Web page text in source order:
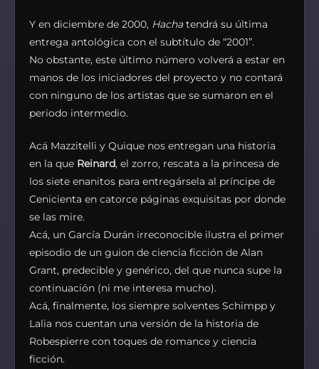
Y en diciembre de 2000, Hachatendrá su última
entrega antológica con el subtítulo de “2001”.
No obstante, este último número volverá a estar en
manos de los iniciadores del proyecto y no contará
con ninguno de los artistas que se sumaron en el
periodo intermedio.
Acá Mazzitelli y Quique nos entregan una historia
en la que Reinard, el zorro, rescata a la princesa de
los siete enanitos para entregársela al príncipe de
Cenicienta en catorce páginas exquisitas por donde
se las mire.
Acá, un García Durán irreconocible ilustra el primer
episodio de un guion de ciencia ficción de Alan
Grant, predecible y genérico, del que nunca supe la
continuación (ni me interesa mucho).
Acá, finalmente, los siempre solventes Schimpp y
Lalia nos cuentan una versión de la historia de
Robespierre con toques de romance y ciencia
ficción.